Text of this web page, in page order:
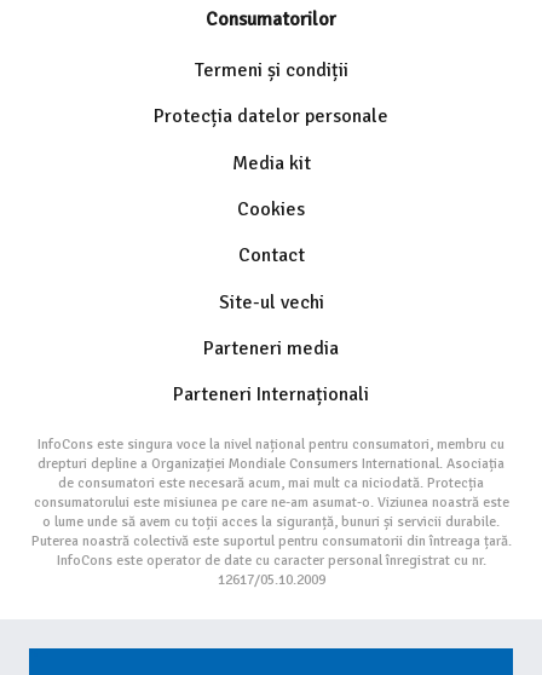
Consumatorilor
Termeni și condiții
Protecția datelor personale
Media kit
Cookies
Contact
Site-ul vechi
Parteneri media
Parteneri Internaționali
InfoCons este singura voce la nivel național pentru consumatori, membru cu
drepturi depline a Organizației Mondiale Consumers International. Asociația
de consumatori este necesară acum, mai mult ca niciodată. Protecția
consumatorului este misiunea pe care ne-am asumat-o. Viziunea noastră este
o lume unde să avem cu toții acces la siguranță, bunuri și servicii durabile.
Puterea noastră colectivă este suportul pentru consumatorii din întreaga țară.
InfoCons este operator de date cu caracter personal înregistrat cu nr.
12617/05.10.2009